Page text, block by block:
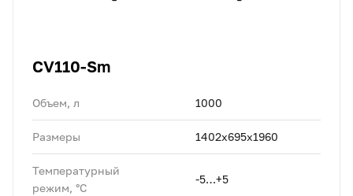
CV110-Sm
Объем, л 1000
Размеры 1402х695х1960
Температурный
режим, °C
-5…+5